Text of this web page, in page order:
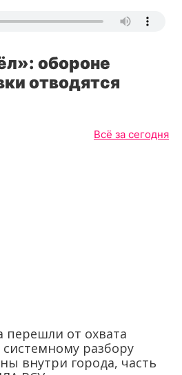
обороне
отводятся
Всё за сегодня
перешли от охвата
разбору
внутри города, часть